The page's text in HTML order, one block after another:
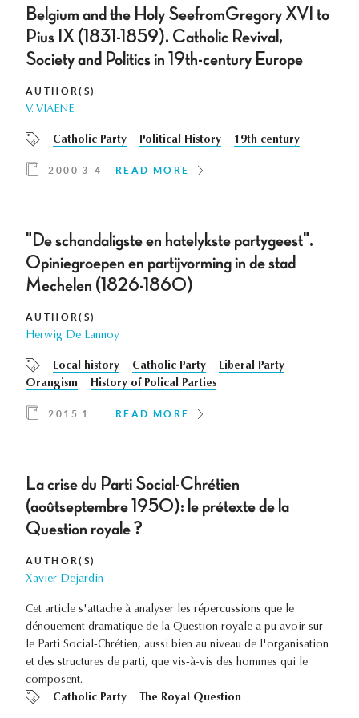
Belgium and the Holy SeefromGregory XVI to
Pius IX (1831-1859). Catholic Revival,
Society and Politics in 19th-century Europe
AUTHOR(S)
V. VIAENE
Catholic Party Political History 19th century
2000 3-4 READ MORE
"De schandaligste en hatelykste partygeest".
Opiniegroepen en partijvorming in de stad
Mechelen (1826-1860)
AUTHOR(S)
Herwig De Lannoy
Local history Catholic Party
Liberal Party
Orangism
History of Polical Parties
2015 1 READ MORE
La crise du Parti Social-Chrétien
(aoûtseptembre 1950): le prétexte de la
Question royale ?
AUTHOR(S)
Xavier Dejardin
Cet article s'attache à analyser les répercussions que le
dénouement dramatique de la Question royale a pu avoir sur
le Parti Social-Chrétien, aussi bien au niveau de l'organisation
et des structures de parti, que vis-à-vis des hommes qui le
composent.
Catholic Party
The Royal Question